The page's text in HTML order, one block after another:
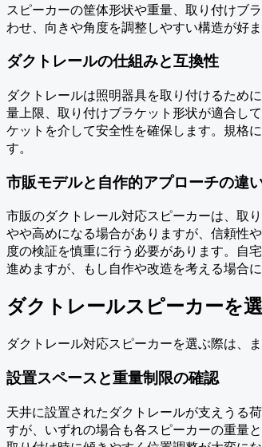
スピーカーの筐体形状や重量、取り付けブ
わせ、向きや角度を調整しやすい構造が好
ダクトレールの仕組みと互換性
ダクトレールは照明器具を取り付けるため
量上限、取り付けブラケット形状が適合し
ケットを介して安全性を確保します。規格
す。
市販モデルと自作的アプローチの違
市販のダクトレール対応スピーカーは、取
やや高めになる場合がありますが、信頼性
度の検証を慎重に行う必要があります。自
進めますが、もし自作や改造を考える場合
ダクトレールスピーカーを
ダクトレール対応スピーカーを選ぶ際は、
設置スペースと重量制限の確認
天井に設置されたダクトレールが支えうる
すが、いずれの場合も各スピーカーの重量